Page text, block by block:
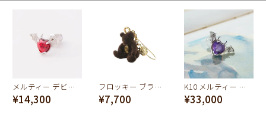
メルティー デビルハート ピアス シルバー925×ロジウムメッキ
¥14,300
フロッキー ブラウンベア ピアス
¥7,700
K10 メルティー デビルハート ピアス
¥33,000